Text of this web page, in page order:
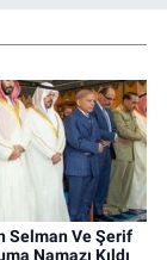
Selman Ve Şerif
Namazı Kıldı